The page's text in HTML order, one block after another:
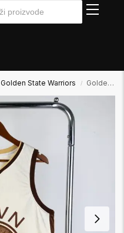
Golden State Warriors / Golden State Warriors Košarkaški NBA Dres